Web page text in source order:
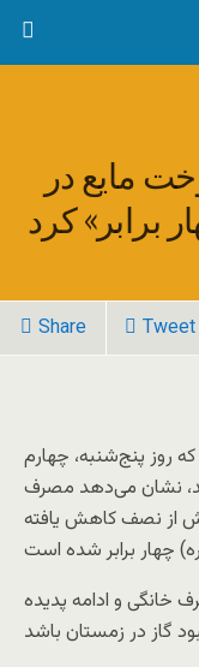
مایع در
برابر» کرد
Share Tweet
که روز پنج‌شنبه، چهارم
نشان می‌دهد مصرف
از نصف کاهش یافته
خانگی و ادامه پدیده